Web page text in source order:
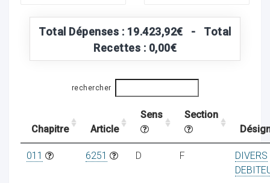
Total Dépenses : 19.423,92€ - Total
Recettes : 0,00€
rechercher
Chapitre Article
Sens
Section
011 6251 D F
DIVERS